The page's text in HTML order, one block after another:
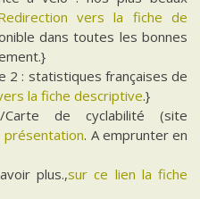
vers la fiche de
dans toutes les bonnes
2 : statistiques françaises de
la fiche descriptive.}
de cyclabilité (site
présentation. A emprunter en
plus.,sur ce lien la fiche